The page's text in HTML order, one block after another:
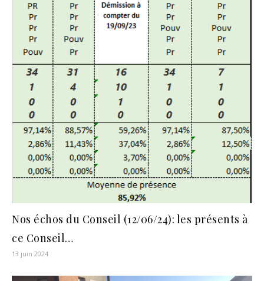
Nos échos du Conseil (12/06/24): les présents à
ce Conseil…
13 juin 2024